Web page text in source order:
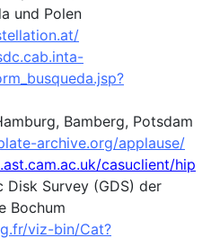
und Polen
Bamberg, Potsdam
archive.org/applause/
casuclient/
Disk Survey (GDS) der
Bochum
viz-bin/Cat?